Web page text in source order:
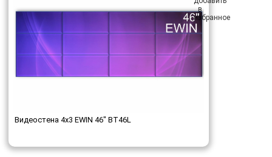
Видеостена 4x3 EWIN 46" BT46L